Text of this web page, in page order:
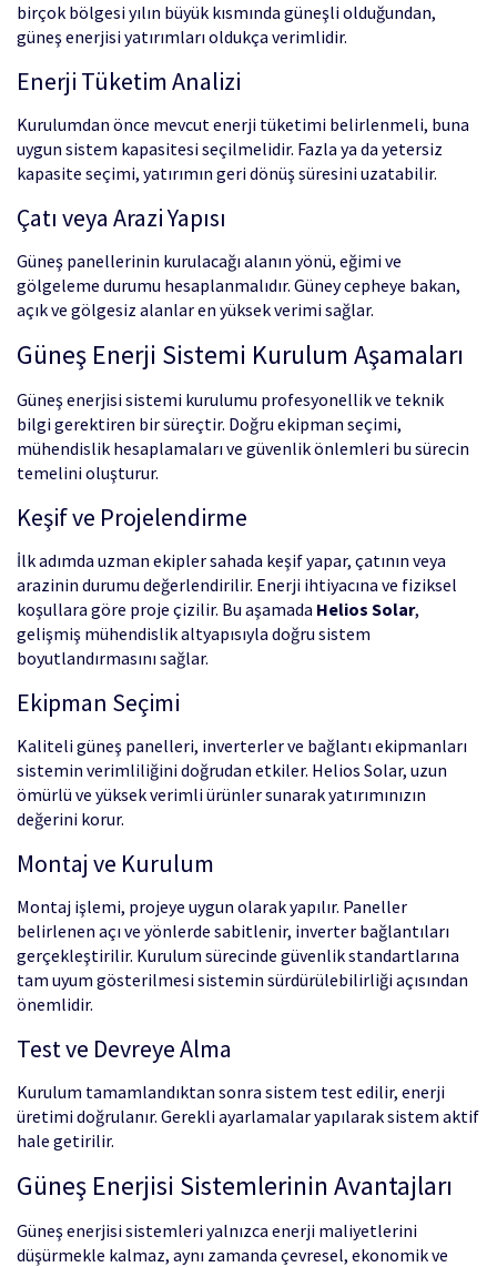
birçok bölgesi yılın büyük kısmında güneşli olduğundan,
güneş enerjisi yatırımları oldukça verimlidir.
Enerji Tüketim Analizi
Kurulumdan önce mevcut enerji tüketimi belirlenmeli, buna
uygun sistem kapasitesi seçilmelidir. Fazla ya da yetersiz
kapasite seçimi, yatırımın geri dönüş süresini uzatabilir.
Çatı veya Arazi Yapısı
Güneş panellerinin kurulacağı alanın yönü, eğimi ve
gölgeleme durumu hesaplanmalıdır. Güney cepheye bakan,
açık ve gölgesiz alanlar en yüksek verimi sağlar.
Güneş Enerji Sistemi Kurulum Aşamaları
Güneş enerjisi sistemi kurulumu profesyonellik ve teknik
bilgi gerektiren bir süreçtir. Doğru ekipman seçimi,
mühendislik hesaplamaları ve güvenlik önlemleri bu sürecin
temelini oluşturur.
Keşif ve Projelendirme
İlk adımda uzman ekipler sahada keşif yapar, çatının veya
arazinin durumu değerlendirilir. Enerji ihtiyacına ve fiziksel
koşullara göre proje çizilir. Bu aşamada Helios Solar,
gelişmiş mühendislik altyapısıyla doğru sistem
boyutlandırmasını sağlar.
Ekipman Seçimi
Kaliteli güneş panelleri, inverterler ve bağlantı ekipmanları
sistemin verimliliğini doğrudan etkiler. Helios Solar, uzun
ömürlü ve yüksek verimli ürünler sunarak yatırımınızın
değerini korur.
Montaj ve Kurulum
Montaj işlemi, projeye uygun olarak yapılır. Paneller
belirlenen açı ve yönlerde sabitlenir, inverter bağlantıları
gerçekleştirilir. Kurulum sürecinde güvenlik standartlarına
tam uyum gösterilmesi sistemin sürdürülebilirliği açısından
önemlidir.
Test ve Devreye Alma
Kurulum tamamlandıktan sonra sistem test edilir, enerji
üretimi doğrulanır. Gerekli ayarlamalar yapılarak sistem aktif
hale getirilir.
Güneş Enerjisi Sistemlerinin Avantajları
Güneş enerjisi sistemleri yalnızca enerji maliyetlerini
düşürmekle kalmaz, aynı zamanda çevresel, ekonomik ve